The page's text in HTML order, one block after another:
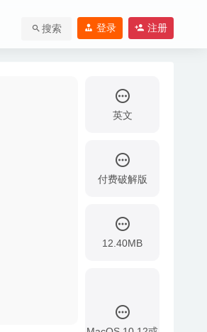
搜索 登录 注册
英文
付费破解版
12.40MB